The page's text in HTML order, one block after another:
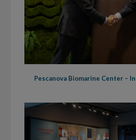
Pescanova Biomarine Center –